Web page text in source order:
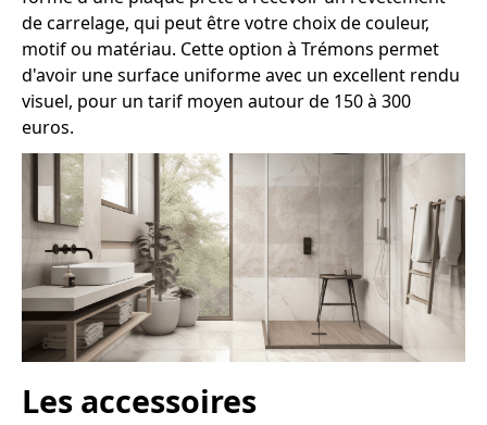
de carrelage, qui peut être votre choix de couleur,
motif ou matériau. Cette option à Trémons permet
d'avoir une surface uniforme avec un excellent rendu
visuel, pour un tarif moyen autour de 150 à 300
euros.
Les accessoires